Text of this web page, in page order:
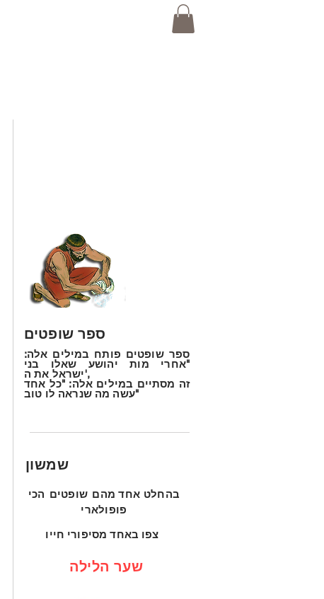
ספר שופטים
ספר שופטים פותח במילים אלה:
"אחרי מות יהושע שאלו בני
ישראל את ה',
זה מסתיים במילים אלה: "כל אחד
עשה מה שנראה לו טוב"
שמשון
בהחלט אחד מהם שופטים הכי
פופולארי
צפו באחד מסיפורי חייו
שער הלילה